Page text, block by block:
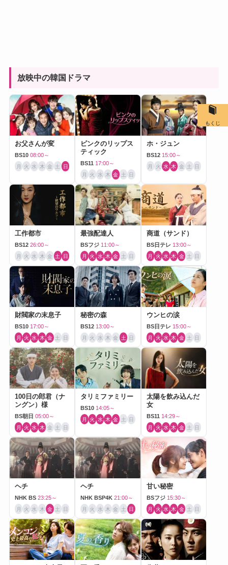
放映中の韓国ドラマ
お父さんが変
BS10 08:00～
月 火 水 木 金 土 日
ピンクのリップス
ティック
BS11 17:00～
月 火 水 木 金 土 日
ホ・ジュン
BS12 15:00～
月 火 水 木 金 土 日
工作都市
BS12 26:00～
月 火 水 木 金 土 日
最強配達人
BSフジ 11:00～
月 火 水 木 金 土 日
商道（サンド）
BS日テレ 13:00～
月 火 水 木 金 土 日
財閥家の末息子
BS10 17:00～
月 火 水 木 金 土 日
秘密の森
BS12 13:00～
月 火 水 木 金 土 日
ウンヒの涙
BS日テレ 15:00～
月 火 水 木 金 土 日
100日の郎君（ナ
ングン）様
BS朝日 05:00～
月 火 水 木 金 土 日
タリミファミリー
BS10 14:05～
月 火 水 木 金 土 日
太陽を飲み込んだ
女
BS11 14:29～
月 火 水 木 金 土 日
ヘチ
NHK BS 23:25～
月 火 水 木 金 土 日
ヘチ
NHK BSP4K 21:00～
月 火 水 木 金 土 日
甘い秘密
BSフジ 15:30～
月 火 水 木 金 土 日
もくじ